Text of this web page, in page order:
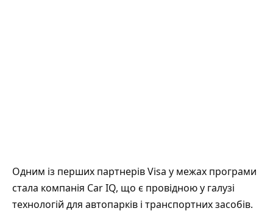
Одним із перших партнерів Visa у межах програми
стала компанія Car IQ, що є провідною у галузі
технологій для автопарків і транспортних засобів.